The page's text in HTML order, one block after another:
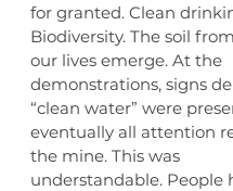
for granted. Clean
Biodiversity. The soil
our lives emerge. At the
demonstrations, signs
“clean water” were
eventually all attention
the mine. This was
understandable. People